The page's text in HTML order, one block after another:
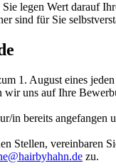
legen Wert darauf
sind für Sie
1. August eines
wir uns auf Ihre
in bereits
Stellen, vereinbaren
zu.